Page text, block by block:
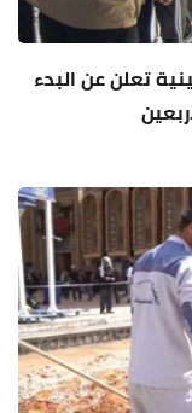
تعلن عن البدء